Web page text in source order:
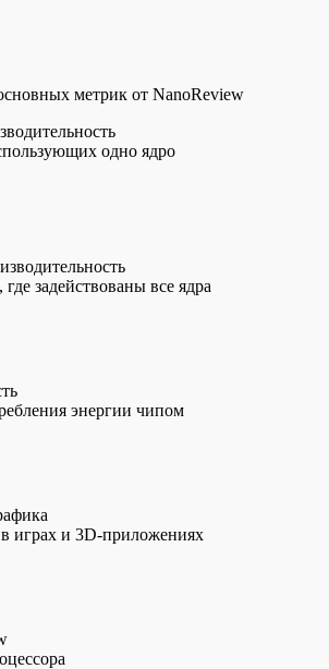
метрик от NanoReview
одно ядро
задействованы все ядра
энергии чипом
играх и 3D-приложениях